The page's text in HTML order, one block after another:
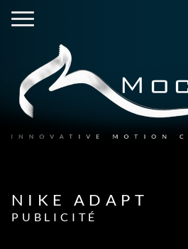
NIKE ADAPT
PUBLICITÉ